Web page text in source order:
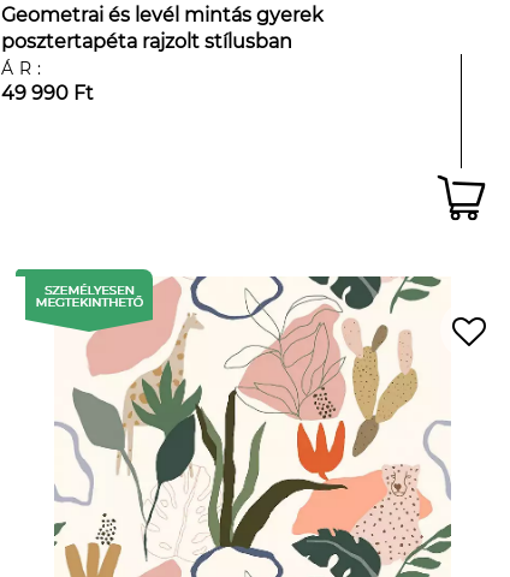
Geometrai és levél mintás gyerek
posztertapéta rajzolt stílusban
ÁR:
49 990 Ft